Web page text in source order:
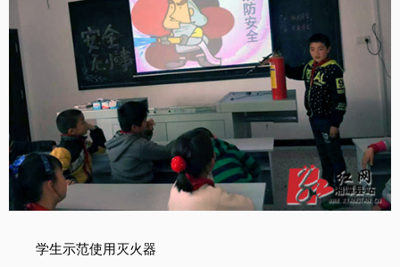
学生示范使用灭火器